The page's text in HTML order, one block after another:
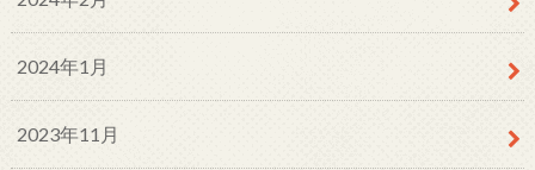
2024年1月
2023年11月